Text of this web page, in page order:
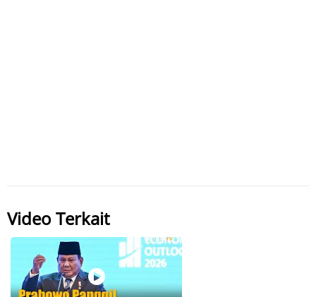
Video Terkait